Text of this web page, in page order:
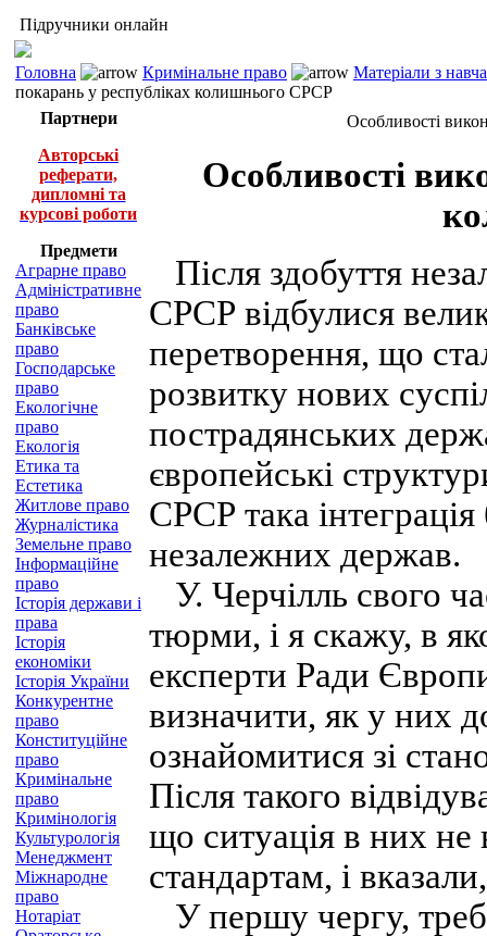
Підручники онлайн
Головна Кримінальне право
Матеріали з
покарань у республіках колишнього СРСР
Партнери
Авторські
реферати,
дипломні та
курсові роботи
Предмети
Аграрне право
Адміністративне
право
Банківське
право
Господарське
право
Екологічне
право
Екологія
Етика та
Естетика
Житлове право
Журналістика
Земельне право
Інформаційне
право
Історія держави і
права
Історія
економіки
Історія України
Конкурентне
право
Конституційне
право
Кримінальне
право
Кримінологія
Культурологія
Менеджмент
Міжнародне
право
Нотаріат
Особливості
Особливості
Після здобуття
СРСР відбулися
перетворення, що
розвитку нових
пострадянських
європейські
СРСР така
незалежних держав.
У. Черчілль свого
тюрми, і я скажу, в
експерти Ради
визначити, як у них
ознайомитися зі
Після такого
що ситуація в них не
стандартам, і
У першу чергу,